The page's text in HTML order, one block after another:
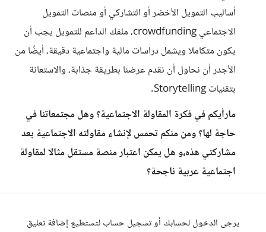
أساليب التمويل الأخضر أو التشاركي أو منصات التمويل
الاجتماعي crowdfunding، ملفك الداعم للتمويل يجب أن
يكون متكاملا ويشمل دراسات مالية واجتماعية دقيقة، أيضًا من
الأجدر أن نحاول أن نقدم عرضنا بطريقة جذابة، والاستعانة
بتقنيات Storytelling.
مارأيكم في فكرة المقاولة الاجتماعية؟ وهل مجتمعاتنا في
حاجة لها؟ ومن منكم تحمس لإنشاء مقاولته الاجتماعية بعد
مشاركتي هذه،و هل يمكن اعتبار منصة مستقل مثالا لمقاولة
اجتماعية عربية ناجحة؟
يرجى الدخول لحسابك أو تسجيل حساب لتستطيع إضافة تعليق